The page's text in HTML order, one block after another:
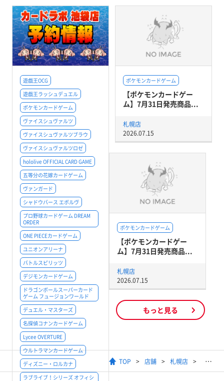
遊戯王OCG
遊戯王ラッシュデュエル
ポケモンカードゲーム
ヴァイスシュヴァルツ
ヴァイスシュヴァルツブラウ
ヴァイスシュヴァルツロゼ
hololive OFFICIAL CARD GAME
五等分の花嫁カードゲーム
ヴァンガード
シャドウバース エボルヴ
プロ野球カードゲーム DREAM
ORDER
ONE PIECEカードゲーム
ユニオンアリーナ
バトルスピリッツ
デジモンカードゲーム
ドラゴンボールスーパーカード
ゲーム フュージョンワールド
デュエル・マスターズ
名探偵コナンカードゲーム
Lycee OVERTURE
ウルトラマンカードゲーム
ディズニー・ロルカナ
ラブライブ！シリーズ オフィシ
ポケモンカードゲーム
【ポケモンカードゲー
ム】7月31日発売商品...
札幌店
2026.07.15
ポケモンカードゲーム
【ポケモンカードゲー
ム】7月31日発売商品...
札幌店
2026.07.15
もっと見る
TOP 店舗 札幌店